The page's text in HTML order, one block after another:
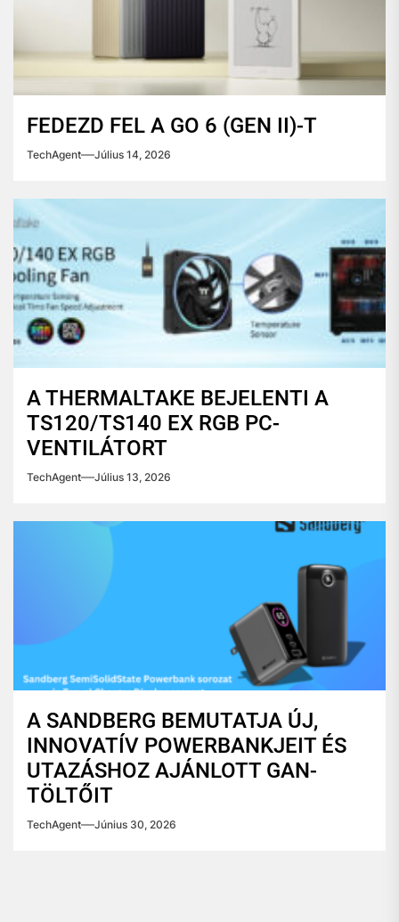
FEDEZD FEL A GO 6 (GEN II)-T
TechAgent Július 14, 2026
A THERMALTAKE BEJELENTI A
TS120/TS140 EX RGB PC-
VENTILÁTORT
TechAgent Július 13, 2026
A SANDBERG BEMUTATJA ÚJ,
INNOVATÍV POWERBANKJEIT ÉS
UTAZÁSHOZ AJÁNLOTT GAN-
TÖLTŐIT
TechAgent Június 30, 2026